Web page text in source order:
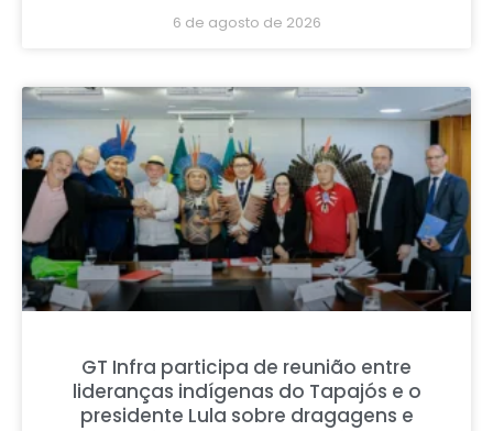
6 de agosto de 2026
GT Infra participa de reunião entre
lideranças indígenas do Tapajós e o
presidente Lula sobre dragagens e